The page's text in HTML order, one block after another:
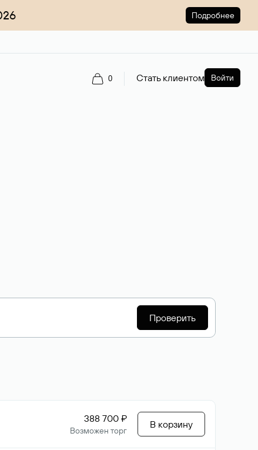
Подробнее
0 Стать клиентом Войти
Проверить
388 700 ₽
Возможен торг
В корзину